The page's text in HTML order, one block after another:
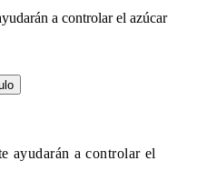
a controlar el azúcar
ayudarán a controlar el